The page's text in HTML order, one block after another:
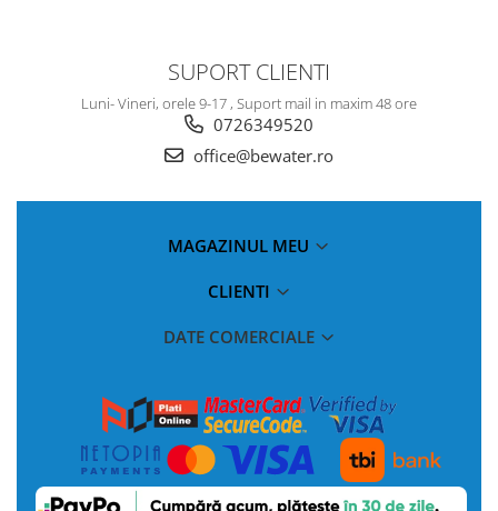
SUPORT CLIENTI
Luni- Vineri, orele 9-17 , Suport mail in maxim 48 ore
0726349520
office@bewater.ro
MAGAZINUL MEU
CLIENTI
DATE COMERCIALE